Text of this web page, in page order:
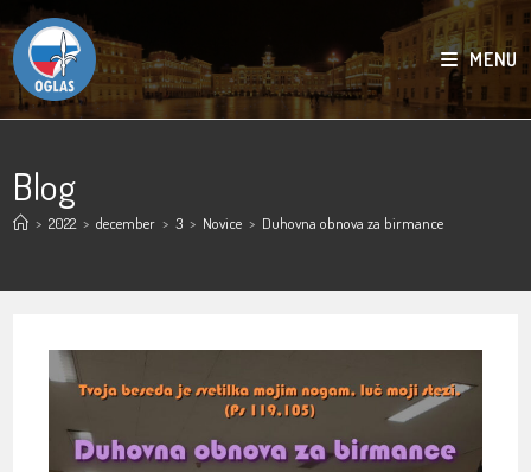
MENU
Blog
> 2022 > december > 3 > Novice > Duhovna obnova za birmance